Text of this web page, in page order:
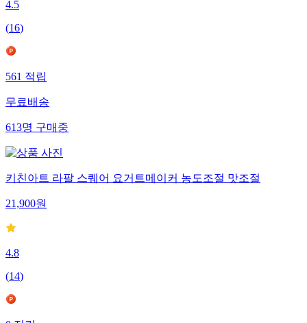
4.5
(16)
561적립
무료배송
613명구매중
키친아트 라팔 스퀘어 요거트메이커 농도조절 맛조절
21,900원
4.8
(14)